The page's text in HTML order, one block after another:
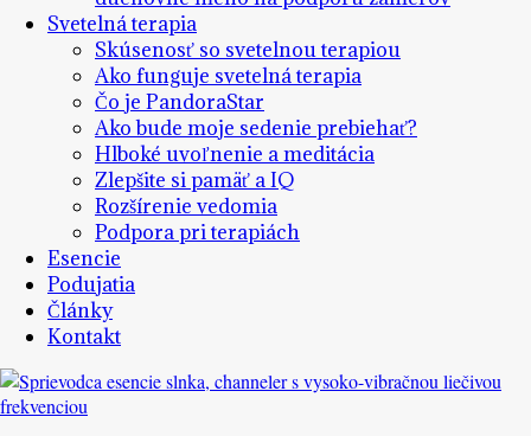
Svetelná terapia
Skúsenosť so svetelnou terapiou
Ako funguje svetelná terapia
Čo je PandoraStar
Ako bude moje sedenie prebiehať?
Hlboké uvoľnenie a meditácia
Zlepšite si pamäť a IQ
Rozšírenie vedomia
Podpora pri terapiách
Esencie
Podujatia
Články
Kontakt